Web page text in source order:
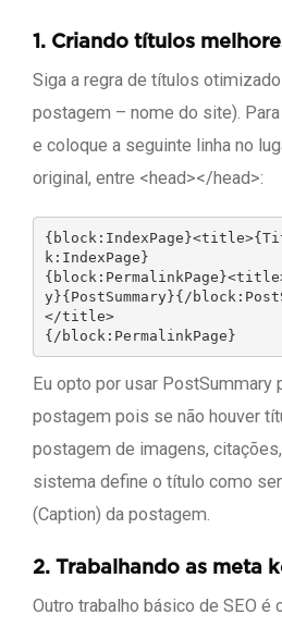
1. Criando títulos
Siga a regra de títulos
postagem – nome do site).
e coloque a seguinte linha no
original, entre <head></head>:
k:IndexPage}
y}{PostSummary}{/
</title>
{/block:PermalinkPage}
Eu opto por usar PostSummary
postagem pois se não houver
postagem de imagens,
sistema define o título como
(Caption) da postagem.
2. Trabalhando as meta
Outro trabalho básico de SEO é